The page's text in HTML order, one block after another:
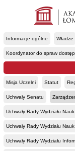
Informacje ogólne Władze
Koordynator do spraw
Misja Uczelni Statut
Uchwały Senatu
Uchwały Rady Wydziału
Uchwały Rady Wydziału
Uchwały Rady Wydziału